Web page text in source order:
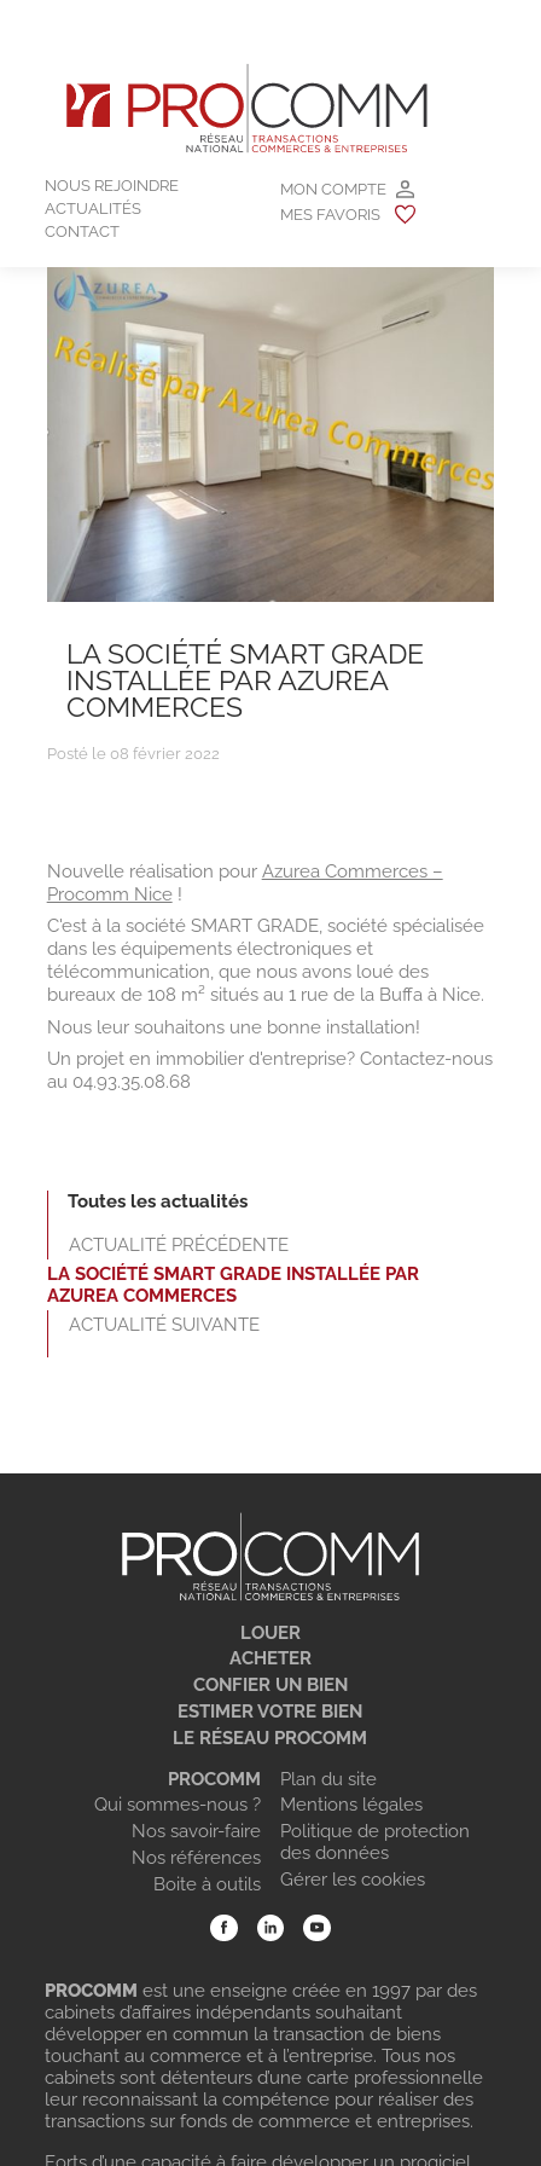
MON COMPTE
MES FAVORIS
NOUS REJOINDRE
ACTUALITÉS
CONTACT
Nouvelle réalisation pour Azurea Commerces –
Procomm Nice!
C'est à la société SMART GRADE, société spécialisée
dans les équipements électroniques et
télécommunication, que nous avons loué des
bureaux de 108 m² situés au 1 rue de la Buffa à Nice.
Nous leur souhaitons une bonne installation!
Un projet en immobilier d'entreprise? Contactez-nous
au 04.93.35.08.68
LA SOCIÉTÉ SMART GRADE
INSTALLÉE PAR AZUREA
COMMERCES
Posté le 08 février 2022
Toutes les actualités
ACTUALITÉ PRÉCÉDENTE
LA SOCIÉTÉ SMART GRADE INSTALLÉE PAR
AZUREA COMMERCES
ACTUALITÉ SUIVANTE
LOUER
ACHETER
CONFIER UN BIEN
ESTIMER VOTRE BIEN
LE RÉSEAU PROCOMM
PROCOMM
Qui sommes-nous ?
Nos savoir-faire
Nos références
Boite à outils
Plan du site
Mentions légales
Politique de protection
des données
Gérer les cookies
PROCOMM est une enseigne créée en 1997 par des
cabinets d’affaires indépendants souhaitant
développer en commun la transaction de biens
touchant au commerce et à l’entreprise. Tous nos
cabinets sont détenteurs d’une carte professionnelle
leur reconnaissant la compétence pour réaliser des
transactions sur fonds de commerce et entreprises.